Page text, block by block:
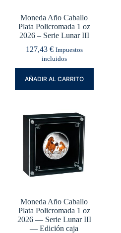
Moneda Año Caballo
Plata Policromada 1 oz
2026 – Serie Lunar III
127,43 € Impuestos
incluidos
AÑADIR AL CARRITO
Moneda Año Caballo
Plata Policromada 1 oz
2026 — Serie Lunar III
— Edición caja